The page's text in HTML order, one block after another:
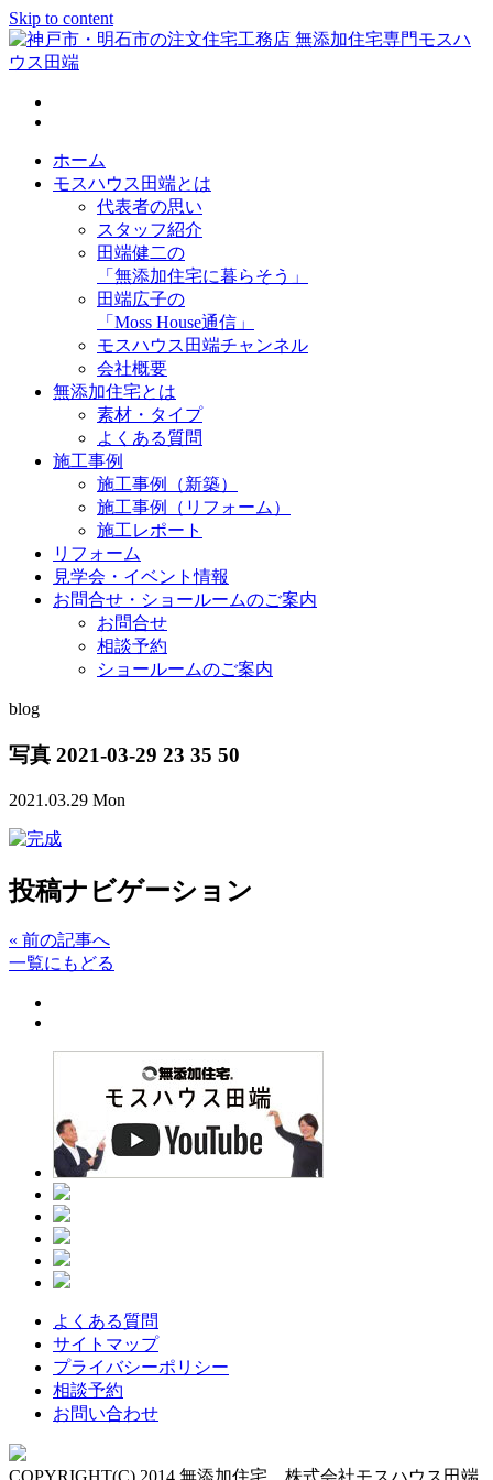
Skip to content
神戸市・明石市の注文住宅工務店 無添加住宅専門モスハウス
田端
ホーム
モスハウス田端とは
代表者の思い
スタッフ紹介
田端健二の
「無添加住宅に暮らそう」
田端広子の
「Moss House通信」
モスハウス田端チャンネル
会社概要
無添加住宅とは
素材・タイプ
よくある質問
施工事例
施工事例（新築）
施工事例（リフォーム）
施工レポート
リフォーム
見学会・イベント情報
お問合せ・ショールームのご案内
お問合せ
相談予約
ショールームのご案内
blog
写真 2021-03-29 23 35 50
2021.03.29 Mon
投稿ナビゲーション
« 前の記事へ
一覧にもどる
よくある質問
サイトマップ
プライバシーポリシー
相談予約
お問い合わせ